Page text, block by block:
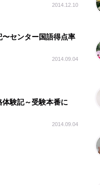
2014.12.10
センター国語得点率
2014.09.04
験記～受験本番に
2014.09.04